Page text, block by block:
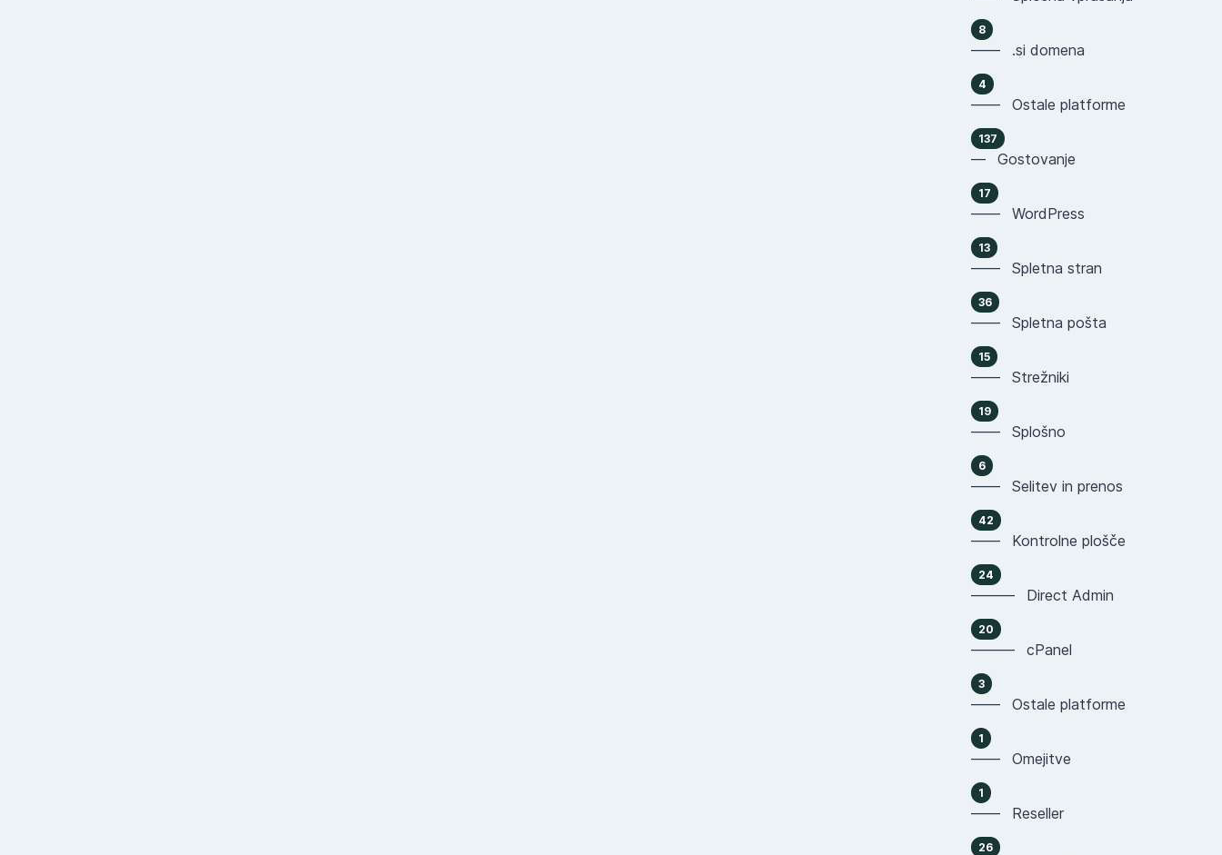
8
—— .si domena
4
—— Ostale platforme
137
— Gostovanje
17
—— WordPress
13
—— Spletna stran
36
—— Spletna pošta
15
—— Strežniki
19
—— Splošno
6
—— Selitev in prenos
42
—— Kontrolne plošče
24
——— Direct Admin
20
——— cPanel
3
—— Ostale platforme
1
—— Omejitve
1
—— Reseller
26